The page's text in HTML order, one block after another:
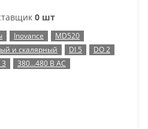
0 шт
Inovance
MD520
и скалярный DI 5
DO 2
3 380…480 В AC